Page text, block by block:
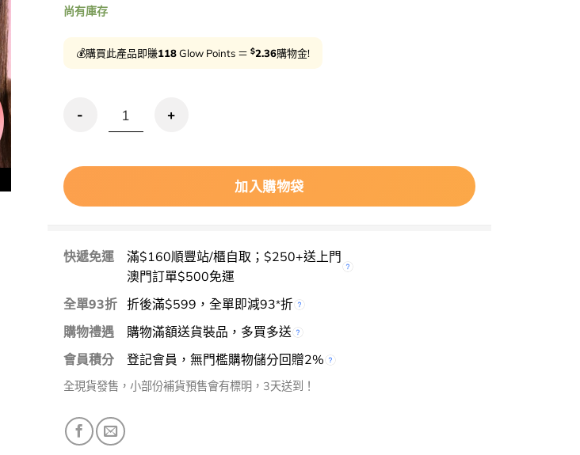
尚有庫存
💰購買此產品即賺118Glow Points ＝ $2.36購物金!
清倉激減🔥AMUSE X 張員瑛 #Volume Up Eye Edition 🎀 Eye Color Palette 9色眼影盤
加入購物袋
快遞免運
滿$160順豐站/櫃自取；$250+送上門
澳門訂單$500免運
全單93折 折後滿$599，全單即減93*折
購物禮遇
購物滿額送貨裝品，多買多送
會員積分
登記會員，無門檻購物儲分回贈2%
全現貨發售，小部份補貨預售會有標明，3天送到！